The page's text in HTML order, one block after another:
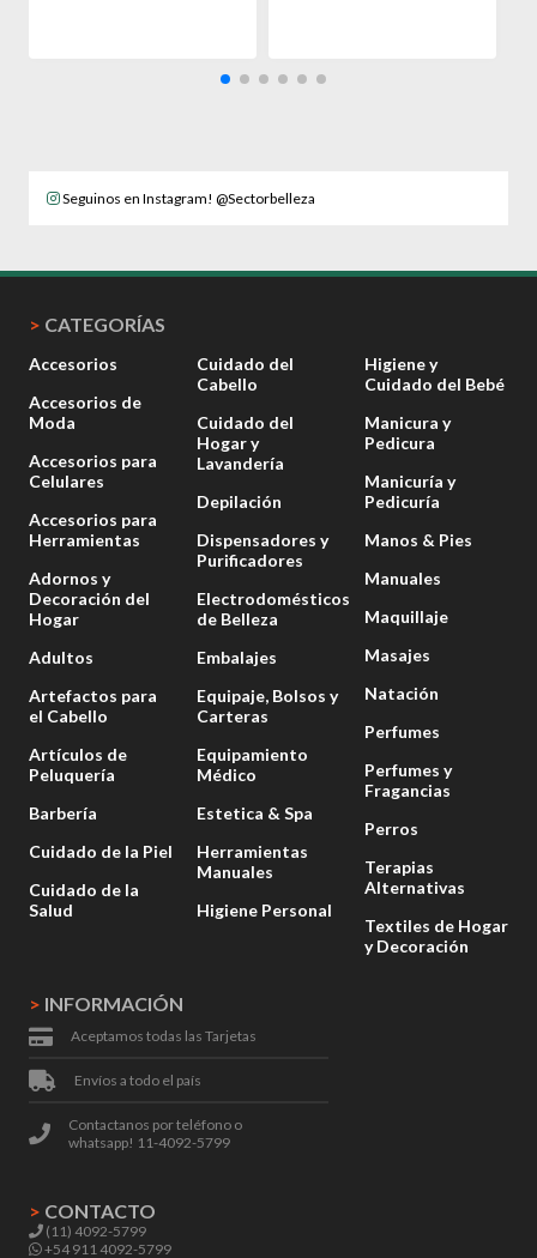
Seguinos en Instagram! @Sectorbelleza
> INFORMACIÓN
Aceptamos todas las Tarjetas
Envíos a todo el país
Contactanos por teléfono o
whatsapp! 11-4092-5799
> CATEGORÍAS
Accesorios
Accesorios de
Moda
Accesorios para
Celulares
Accesorios para
Herramientas
Adornos y
Decoración del
Hogar
Adultos
Artefactos para
el Cabello
Artículos de
Peluquería
Barbería
Cuidado de la Piel
Cuidado de la
Salud
Cuidado del
Cabello
Cuidado del
Hogar y
Lavandería
Depilación
Dispensadores y
Purificadores
Electrodomésticos
de Belleza
Embalajes
Equipaje, Bolsos y
Carteras
Equipamiento
Médico
Estetica & Spa
Herramientas
Manuales
Higiene Personal
Higiene y
Cuidado del Bebé
Manicura y
Pedicura
Manicuría y
Pedicuría
Manos & Pies
Manuales
Maquillaje
Masajes
Natación
Perfumes
Perfumes y
Fragancias
Perros
Terapias
Alternativas
Textiles de Hogar
y Decoración
> CONTACTO
(11) 4092-5799
+54 911 4092-5799